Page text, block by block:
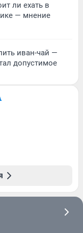
ли ехать в
— мнение
иван-чай —
допустимое